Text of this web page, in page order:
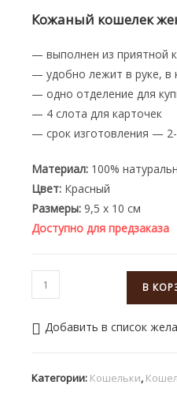
Кожаный кошелек
— выполнен из приятной
— удобно лежит в руке, в
— одно отделение для
— 4 слота для карточек
— срок изготовления —
Материал: 100%
Цвет: Красный
Размеры:9,5 х 10 см
Доступно для предзаказа
Количество
товара
Кожаный
кошелек
красный
В
Добавить в список
Категории: Кошельки,